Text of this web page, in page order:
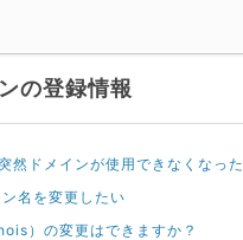
の登録情報
然ドメインが使用できなくなった
名を変更したい
）の変更はできますか？